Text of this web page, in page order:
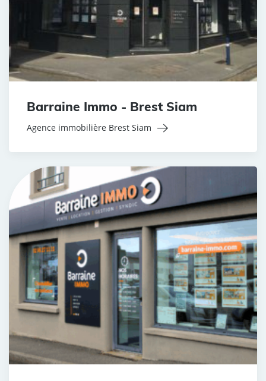
Barraine Immo - Brest Siam
Agence immobilière Brest Siam